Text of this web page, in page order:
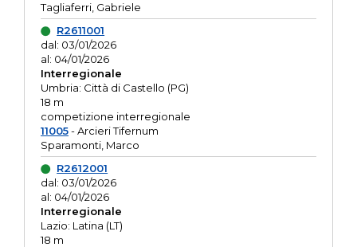
Tagliaferri, Gabriele
R2611001
dal: 03/01/2026
al: 04/01/2026
Interregionale
Umbria: Città di Castello (PG)
18 m
competizione interregionale
11005- Arcieri Tifernum
Sparamonti, Marco
R2612001
dal: 03/01/2026
al: 04/01/2026
Interregionale
Lazio: Latina (LT)
18 m